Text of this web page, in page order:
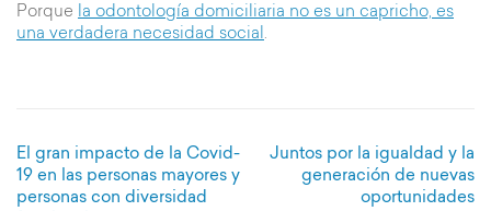
Porque
la odontología domiciliaria no es un capricho, es
una verdadera necesidad social .
Navegación
de
entradas
El gran impacto de la Covid-
19 en las personas mayores y
personas con diversidad
Juntos por la igualdad y la
generación de nuevas
oportunidades